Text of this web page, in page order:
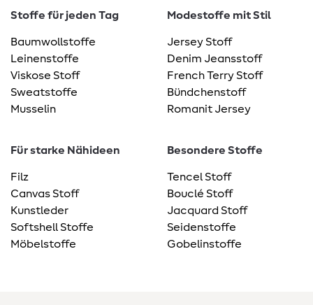
Stoffe für jeden Tag
Baumwollstoffe
Leinenstoffe
Viskose Stoff
Sweatstoffe
Musselin
Modestoffe mit Stil
Jersey Stoff
Denim Jeansstoff
French Terry Stoff
Bündchenstoff
Romanit Jersey
Für starke Nähideen
Filz
Canvas Stoff
Kunstleder
Softshell Stoffe
Möbelstoffe
Besondere Stoffe
Tencel Stoff
Bouclé Stoff
Jacquard Stoff
Seidenstoffe
Gobelinstoffe